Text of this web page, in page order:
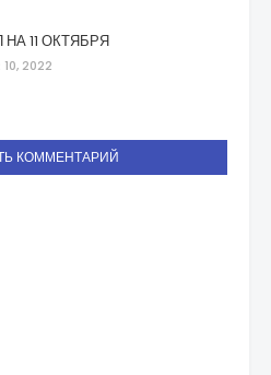
11 ОКТЯБРЯ
10, 2022
КОММЕНТАРИЙ